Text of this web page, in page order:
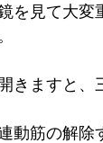
を見て大
きますと、
動筋の解